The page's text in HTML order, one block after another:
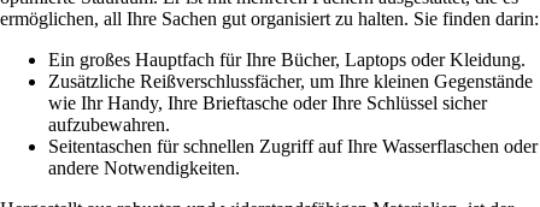
ermöglichen, all Ihre Sachen gut organisiert zu halten. Sie finden darin:
Ein großes Hauptfach für Ihre Bücher, Laptops oder Kleidung.
Zusätzliche Reißverschlussfächer, um Ihre kleinen Gegenstände
wie Ihr Handy, Ihre Brieftasche oder Ihre Schlüssel sicher
aufzubewahren.
Seitentaschen für schnellen Zugriff auf Ihre Wasserflaschen oder
andere Notwendigkeiten.